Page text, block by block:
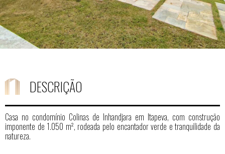
DESCRIÇÃO
Casa no condomínio Colinas de Inhandjara em Itapeva, com construção
imponente de 1.050 m², rodeada pelo encantador verde e tranquilidade da
natureza.